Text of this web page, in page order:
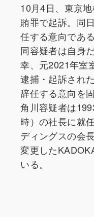
10月4日、東京
賄罪で起訴。同
任する意向であ
同容疑者は自身
幸、元2021年室
逮捕・起訴され
辞任する意向を
角川容疑者は
時）の社長に就
ディングスの会
変更した
いる。